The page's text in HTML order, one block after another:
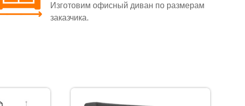
Изготовим офисный диван по размерам
заказчика.